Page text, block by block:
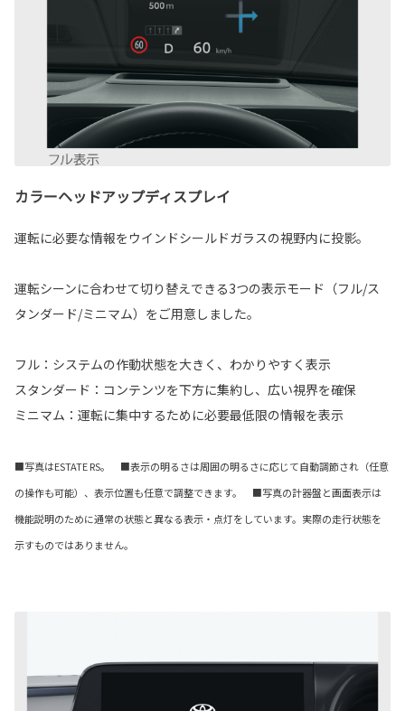
カラーヘッドアップディスプレイ
運転に必要な情報をウインドシールドガラスの視野内に投影。
運転シーンに合わせて切り替えできる3つの表示モード（フル/ス
タンダード/ミニマム）をご用意しました。
フル：システムの作動状態を大きく、わかりやすく表示
スタンダード：コンテンツを下方に集約し、広い視界を確保
ミニマム：運転に集中するために必要最低限の情報を表示
■写真はESTATE RS。 ■表示の明るさは周囲の明るさに応じて自動調節され（任意
の操作も可能）、表示位置も任意で調整できます。 ■写真の計器盤と画面表示は
機能説明のために通常の状態と異なる表示・点灯をしています。実際の走行状態を
示すものではありません。